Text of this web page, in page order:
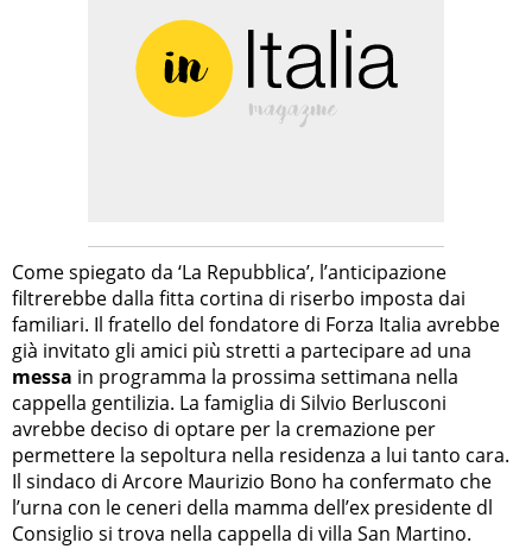
Come spiegato da ‘La Repubblica’, l’anticipazione
filtrerebbe dalla fitta cortina di riserbo imposta dai
familiari. Il fratello del fondatore di Forza Italia avrebbe
già invitato gli amici più stretti a partecipare ad una
messa in programma la prossima settimana nella
cappella gentilizia. La famiglia di Silvio Berlusconi
avrebbe deciso di optare per la cremazione per
permettere la sepoltura nella residenza a lui tanto cara.
Il sindaco di Arcore Maurizio Bono ha confermato che
l’urna con le ceneri della mamma dell’ex presidente dl
Consiglio si trova nella cappella di villa San Martino.